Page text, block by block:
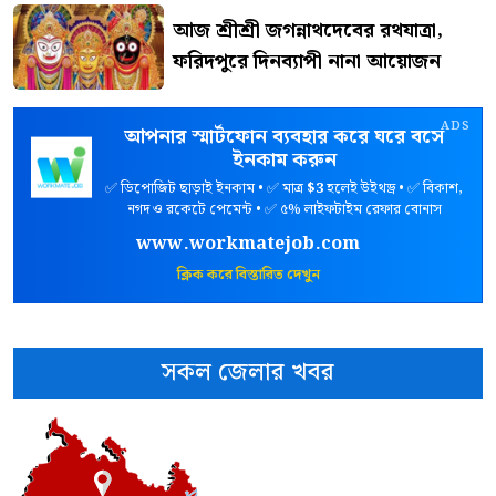
আজ শ্রীশ্রী জগন্নাথদেবের রথযাত্রা,
ফরিদপুরে দিনব্যাপী নানা আয়োজন
ADS
আপনার স্মার্টফোন ব্যবহার করে ঘরে বসে
ইনকাম করুন
✅ ডিপোজিট ছাড়াই ইনকাম • ✅ মাত্র$3হলেই উইথড্র • ✅ বিকাশ,
নগদ ও রকেটে পেমেন্ট • ✅ ৫% লাইফটাইম রেফার বোনাস
www.workmatejob.com
ক্লিক করে বিস্তারিত দেখুন
সকল জেলার খবর